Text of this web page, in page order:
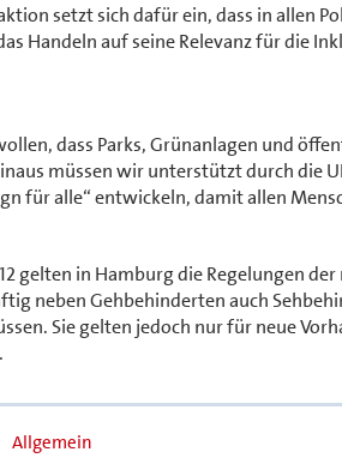
setzt sich dafür ein, dass in allen
Handeln auf seine Relevanz für die
dass Parks, Grünanlagen und
müssen wir unterstützt durch die
für alle“ entwickeln, damit allen
gelten in Hamburg die Regelungen
neben Gehbehinderten auch
Sie gelten jedoch nur für neue
Allgemein